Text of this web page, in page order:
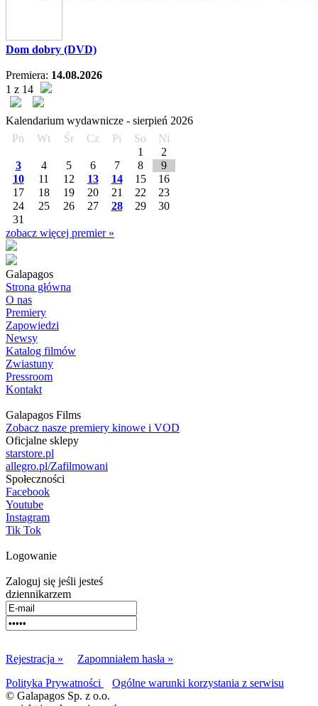
Dom dobry (DVD)
Premiera: 14.08.2026
1 z 14
Kalendarium wydawnicze - sierpień 2026
Pn
Wt Śr Cz Pi So
Ni
1
2
3
4 5 6 7 8
9
10
11 12 13 14 15
16
17
18 19 20 21 22
23
24
25 26 27 28 29
30
31
zobacz więcej premier »
Galapagos
Strona główna
O nas
Premiery
Zapowiedzi
Newsy
Katalog filmów
Zwiastuny
Pressroom
Kontakt
Galapagos Films
Zobacz nasze premiery kinowe i VOD
Oficjalne sklepy
starstore.pl
allegro.pl/Zafilmowani
Społeczności
Facebook
Youtube
Instagram
Tik Tok
Logowanie
Zaloguj się jeśli jesteś
dziennikarzem
Rejestracja »
Zapomniałem hasła »
Polityka Prywatności
Ogólne warunki korzystania z serwisu
© Galapagos Sp. z o.o.